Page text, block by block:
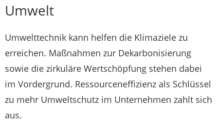
Umwelt
Umwelttechnik kann helfen die Klimaziele zu
erreichen. Maßnahmen zur Dekarbonisierung
sowie die zirkuläre Wertschöpfung stehen dabei
im Vordergrund. Ressourceneffizienz als Schlüssel
zu mehr Umweltschutz im Unternehmen zahlt sich
aus.